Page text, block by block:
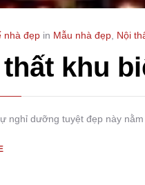
nhà đẹp in Mẫu nhà đẹp Nội
thất khu
nghỉ dưỡng tuyệt đẹp này